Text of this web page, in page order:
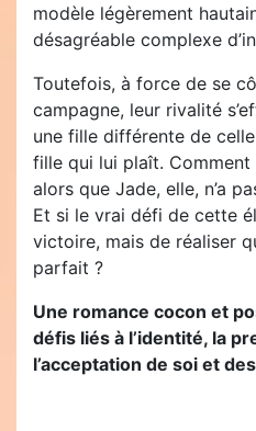
modèle légèrement
désagréable complexe
Toutefois, à force de se
campagne, leur rivalité
une fille différente de
fille qui lui plaît.
alors que Jade, elle, n’a
Et si le vrai défi de cette
victoire, mais de réaliser
parfait ?
Une romance cocon et
défis liés à l’identité, la
l’acceptation de soi et